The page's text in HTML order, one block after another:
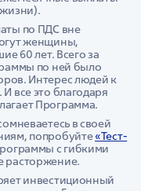
по ПДС вне
женщины,
60 лет. Всего за
по ней было
Интерес людей к
все это благодаря
Программа.
в своей
попробуйте«Тест-
с гибкими
расторжение.
инвестиционный